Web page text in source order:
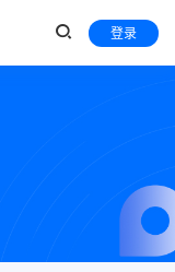
登录